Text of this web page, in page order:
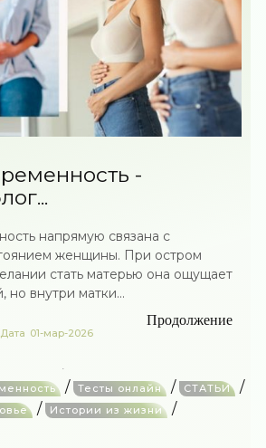
-
напрямую связана с
женщины. При остром
стать матерью она ощущает
внутри матки...
Продолжение
Дата 01-мар-2026
/ Тесты онлайн / СТАТЬИ /
/ Истории из жизни /